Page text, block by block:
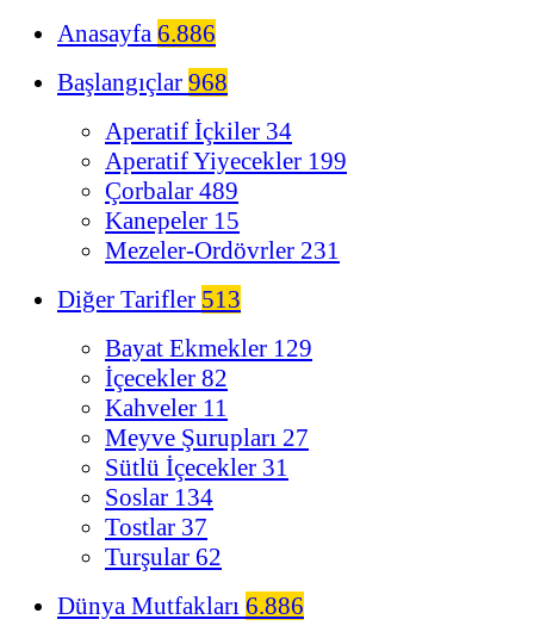
Anasayfa 6.886
Başlangıçlar 968
Aperatif İçkiler 34
Aperatif Yiyecekler 199
Çorbalar 489
Kanepeler 15
Mezeler-Ordövrler 231
Diğer Tarifler 513
Bayat Ekmekler 129
İçecekler 82
Kahveler 11
Meyve Şurupları 27
Sütlü İçecekler 31
Soslar 134
Tostlar 37
Turşular 62
Dünya Mutfakları 6.886